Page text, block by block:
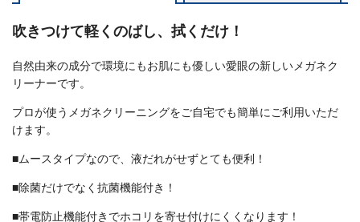
吹きつけて軽くのばし、拭くだけ！
自然由来の成分で環境にもお肌にも優しい愛眼の新しいメガネク
リーナーです。
プロが使うメガネクリーニングをご自宅でも簡単にご利用いただ
けます。
■ムースタイプなので、液だれがせずとても便利！
■除菌だけでなく抗菌機能付き！
■帯電防止機能付きでホコリを寄せ付けにくくなります！